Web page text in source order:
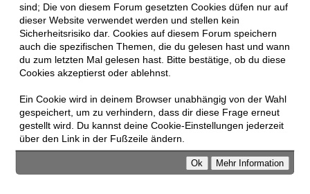
sind; Die von diesem Forum gesetzten Cookies düfen nur auf
dieser Website verwendet werden und stellen kein
Sicherheitsrisiko dar. Cookies auf diesem Forum speichern
auch die spezifischen Themen, die du gelesen hast und wann
du zum letzten Mal gelesen hast. Bitte bestätige, ob du diese
Cookies akzeptierst oder ablehnst.
Ein Cookie wird in deinem Browser unabhängig von der Wahl
gespeichert, um zu verhindern, dass dir diese Frage erneut
gestellt wird. Du kannst deine Cookie-Einstellungen jederzeit
über den Link in der Fußzeile ändern.